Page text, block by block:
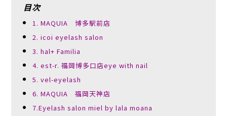
目次
1. MAQUIA 博多駅前店
2. icoi eyelash salon
3. hal+ Familia
4. est-r. 福岡博多口店eye with nail
5. vel-eyelash
6. MAQUIA 福岡天神店
7.Eyelash salon miel by lala moana